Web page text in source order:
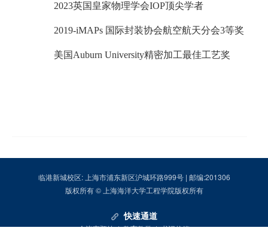
2023英国皇家物理学会IOP顶尖学者
2019-iMAPs 国际封装协会航空航天分会3等奖
美国 Auburn University精密加工最佳工艺奖
临港新城校区: 上海市浦东新区沪城环路999号 | 邮编:201306
版权所有 © 上海海洋大学工程学院版权所有
快速通道
会议室预约|教育教学|书记信箱